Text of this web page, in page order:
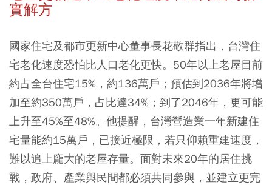
實解方
國家住宅及都市更新中心董事長花敬群指出，台灣住
宅老化速度恐怕比人口老化更快。50年以上老屋目前
約占全台住宅15%，約136萬戶；預估到2036年將增
加至約350萬戶，占比達34%；到了2046年，更可能
上升至45%至48%。他提醒，台灣營造業一年新建住
宅量能約15萬戶，已接近極限，若只仰賴重建速度，
難以追上龐大的老屋存量。面對未來20年的居住挑
戰，政府、產業與民間都必須共同參與，並建立更完